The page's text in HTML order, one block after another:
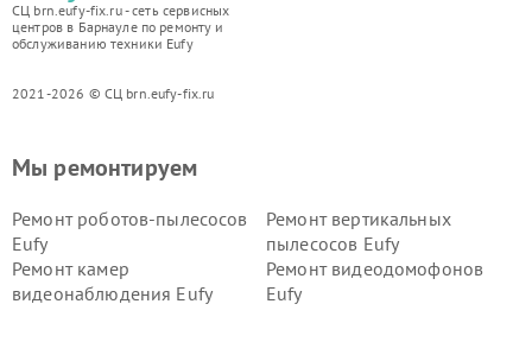
СЦ brn.eufy-fix.ru - сеть сервисных
центров в Барнауле по ремонту и
обслуживанию техники Eufy
2021-2026 © СЦ brn.eufy-fix.ru
Мы ремонтируем
Ремонт роботов-пылесосов
Eufy
Ремонт вертикальных
пылесосов Eufy
Ремонт камер
видеонаблюдения Eufy
Ремонт видеодомофонов
Eufy